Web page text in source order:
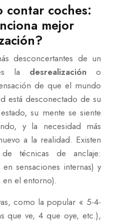
contar coches:
mejor
desconcertantes de un
la desrealizacióno
de que el mundo
está desconectado de su
su mente se siente
y la necesidad más
a la realidad. Existen
técnicas de anclaje:
sensaciones internas) y
en el entorno).
como la popular « 5-4-
que ve, 4 que oye, etc.),